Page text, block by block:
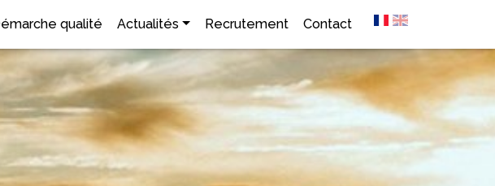
qualité Actualités Recrutement Contact